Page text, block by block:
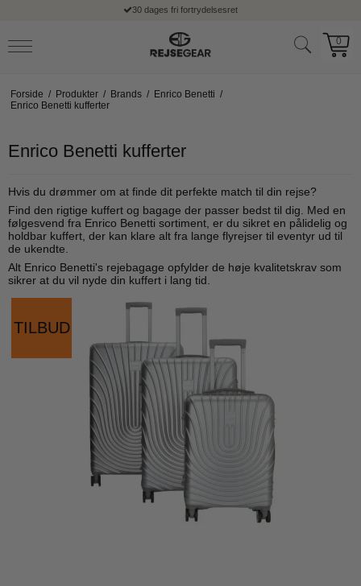
30 dages fri fortrydelsesret
0
Forside / Produkter / Brands / Enrico Benetti /
Enrico Benetti kufferter
Enrico Benetti kufferter
Hvis du drømmer om at finde dit perfekte match til din rejse?
Find den rigtige kuffert og bagage der passer bedst til dig. Med en
følgesvend fra Enrico Benetti sortiment, er du sikret en pålidelig og
holdbar kuffert, der kan klare alt fra lange flyrejser til eventyr ud til
de ukendte.
Alt Enrico Benetti's rejebagage opfylder de høje kvalitetskrav som
sikrer at du vil nyde din kuffert i lang tid.
TILBUD